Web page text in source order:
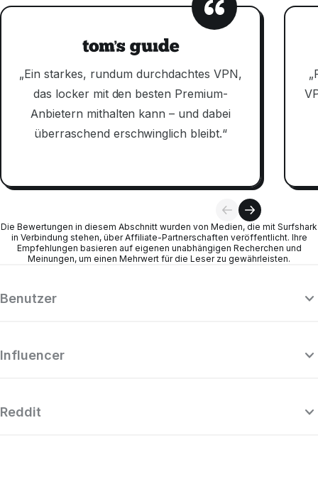
„Ein starkes, rundum durchdachtes VPN,
das locker mit den besten Premium-
Anbietern mithalten kann – und dabei
überraschend erschwinglich bleibt.“
Die Bewertungen in diesem Abschnitt wurden von Medien, die mit Surfshark
in Verbindung stehen, über Affiliate-Partnerschaften veröffentlicht. Ihre
Empfehlungen basieren auf eigenen unabhängigen Recherchen und
Meinungen, um einen Mehrwert für die Leser zu gewährleisten.
Benutzer
Influencer
Reddit